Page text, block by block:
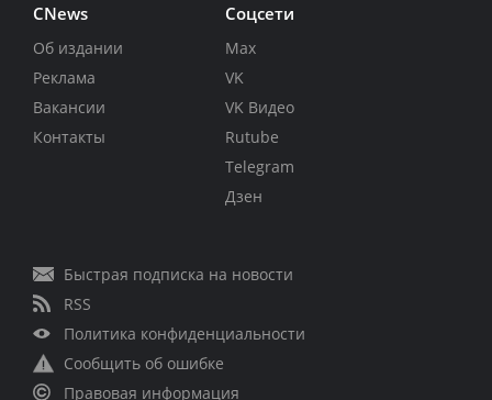
CNews
Об издании
Реклама
Вакансии
Контакты
Соцсети
Max
VK
VK Видео
Rutube
Telegram
Дзен
Быстрая подписка на новости
RSS
Политика конфиденциальности
Сообщить об ошибке
Правовая информация